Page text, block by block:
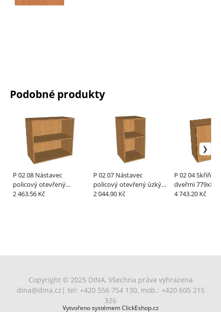
Podobné produkty
P 02 08 Nástavec
policový otevřený
730x800x400 mm
2 463.56 Kč
P 02 07 Nástavec
policový otevřený úzký
730x400x400 mm
2 044.90 Kč
P 02 04 Skříň policová s
dveřmi
4 743.20 Kč
Copyright © 2025 DINA, Všechna práva vyhrazena
dina@dina.cz | tel: +420 556 754 130, mob.: +420 605 215
326
Vytvořeno systémem ClickEshop.cz